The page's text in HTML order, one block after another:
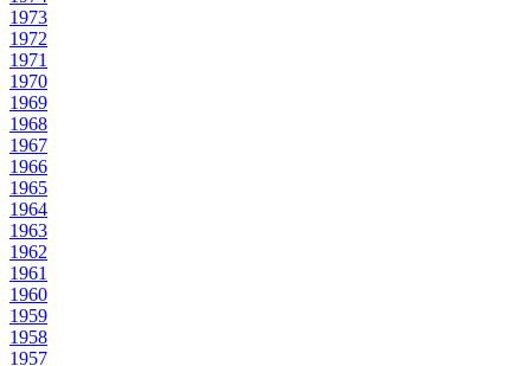
1973
1972
1971
1970
1969
1968
1967
1966
1965
1964
1963
1962
1961
1960
1959
1958
1957